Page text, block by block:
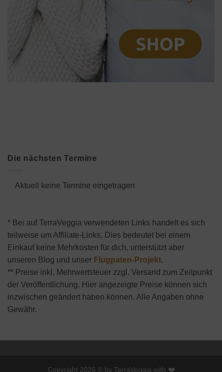
Die nächsten Termine
Aktuell keine Termine eingetragen
* Bei auf TerraVeggia verwendeten Links handelt es sich
teilweise um Affiliate-Links. Dies bedeutet bei einem
Einkauf keine Mehrkosten für dich, unterstützt aber
unseren Blog und unser Flugpaten-Projekt.
** Preise inkl. Mehrwertsteuer zzgl. Versand zum Zeitpunkt
der Veröffentlichung. Hier angezeigte Preise können sich
inzwischen geändert haben können. Alle Angaben ohne
Gewähr.
Copyright 2026 © by TerraVeggia with ❤️